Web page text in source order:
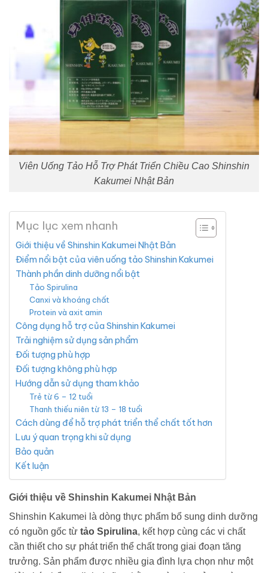
Viên Uống Tảo Hỗ Trợ Phát Triển Chiều Cao Shinshin
Kakumei Nhật Bản
Mục lục xem nhanh
Giới thiệu về Shinshin Kakumei Nhật Bản
Điểm nổi bật của viên uống tảo Shinshin Kakumei
Thành phần dinh dưỡng nổi bật
Tảo Spirulina
Canxi và khoáng chất
Protein và axit amin
Công dụng hỗ trợ của Shinshin Kakumei
Trải nghiệm sử dụng sản phẩm
Đối tượng phù hợp
Đối tượng không phù hợp
Hướng dẫn sử dụng tham khảo
Trẻ từ 6 – 12 tuổi
Thanh thiếu niên từ 13 – 18 tuổi
Cách dùng để hỗ trợ phát triển thể chất tốt hơn
Lưu ý quan trọng khi sử dụng
Bảo quản
Kết luận
Giới thiệu về Shinshin Kakumei Nhật Bản
Shinshin Kakumei là dòng thực phẩm bổ sung dinh dưỡng
có nguồn gốc từ tảo Spirulina, kết hợp cùng các vi chất
cần thiết cho sự phát triển thể chất trong giai đoạn tăng
trưởng. Sản phẩm được nhiều gia đình lựa chọn như một